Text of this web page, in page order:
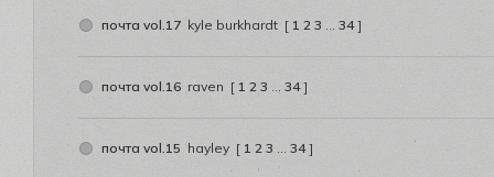
почта vol.17 kyle burkhardt [ 1 2 3 34 ]
почта vol.16 raven [ 1 2 3 34 ]
почта vol.15 hayley [ 1 2 3 34 ]